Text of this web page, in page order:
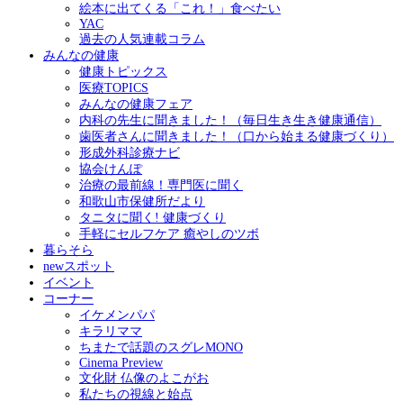
絵本に出てくる「これ！」食べたい
YAC
過去の人気連載コラム
みんなの健康
健康トピックス
医療TOPICS
みんなの健康フェア
内科の先生に聞きました！（毎日生き生き健康通信）
歯医者さんに聞きました！（口から始まる健康づくり）
形成外科診療ナビ
協会けんぽ
治療の最前線！専門医に聞く
和歌山市保健所だより
タニタに聞く! 健康づくり
手軽にセルフケア 癒やしのツボ
暮らそら
newスポット
イベント
コーナー
イケメンパパ
キラリママ
ちまたで話題のスグレMONO
Cinema Preview
文化財 仏像のよこがお
私たちの視線と始点